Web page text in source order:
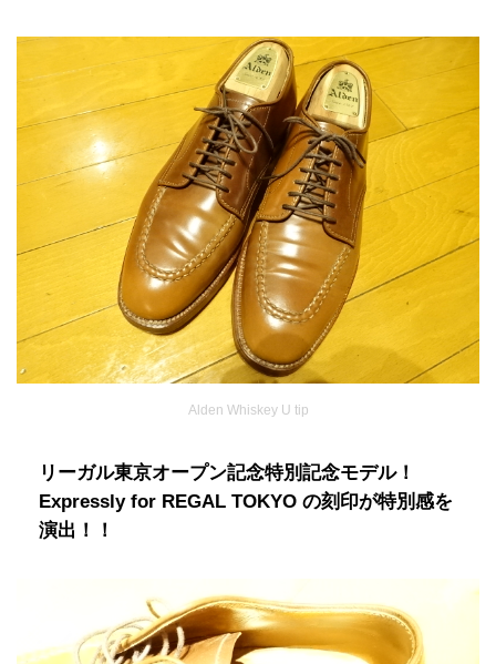
Alden Whiskey U tip
リーガル東京オープン記念特別記念モデル！
Expressly for REGAL TOKYO の刻印が特別感を
演出！！